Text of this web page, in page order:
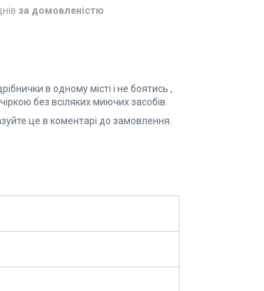
за домовленістю
в одному місті і не боятись ,
без всіляких миючих засобів.
це в коментарі до замовлення.